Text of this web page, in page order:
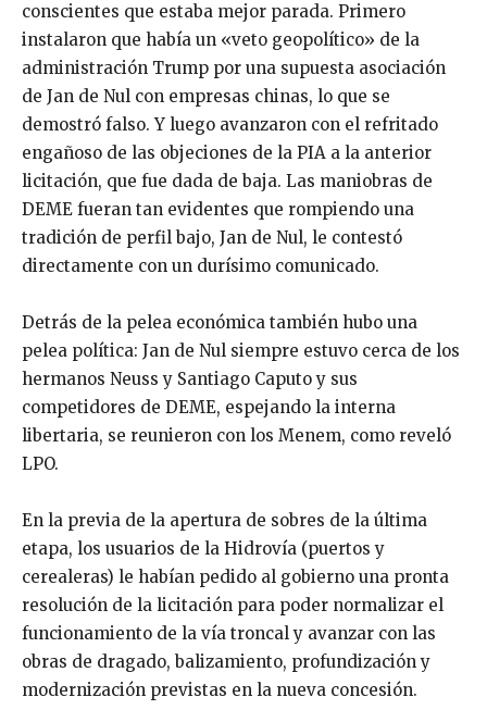
conscientes que estaba mejor parada. Primero
instalaron que había un «veto geopolítico» de la
administración Trump por una supuesta asociación
de Jan de Nul con empresas chinas, lo que se
demostró falso. Y luego avanzaron con el refritado
engañoso de las objeciones de la PIA a la anterior
licitación, que fue dada de baja. Las maniobras de
DEME fueran tan evidentes que rompiendo una
tradición de perfil bajo, Jan de Nul, le contestó
directamente con un durísimo comunicado.
Detrás de la pelea económica también hubo una
pelea política: Jan de Nul siempre estuvo cerca de los
hermanos Neuss y Santiago Caputo y sus
competidores de DEME, espejando la interna
libertaria, se reunieron con los Menem, como reveló
LPO.
En la previa de la apertura de sobres de la última
etapa, los usuarios de la Hidrovía (puertos y
cerealeras) le habían pedido al gobierno una pronta
resolución de la licitación para poder normalizar el
funcionamiento de la vía troncal y avanzar con las
obras de dragado, balizamiento, profundización y
modernización previstas en la nueva concesión.